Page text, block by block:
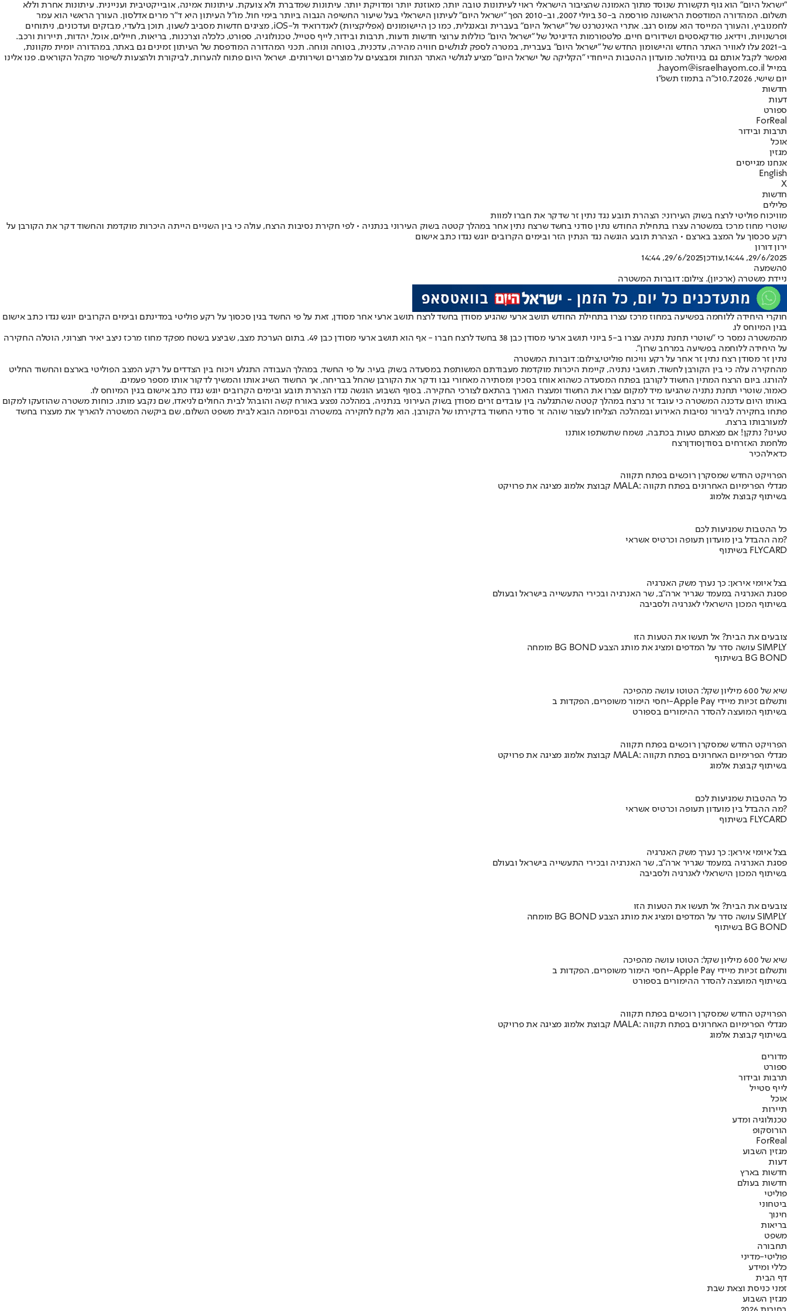
"ישראל היום" הוא גוף תקשורת שנוסד מתוך האמונה שהציבור הישראלי ראוי לעיתונות טובה יותר, מאוזנת יותר ומדויקת יותר. עיתונות שמדברת ולא צועקת. עיתונות אמינה, אובייקטיבית ועניינית. עיתונות אחרת וללא
תשלום. המהדורה המודפסת הראשונה פורסמה ב-30 ביולי 2007, וב-2010 הפך "ישראל היום" לעיתון הישראלי בעל שיעור החשיפה הגבוה ביותר בימי חול. מו"ל העיתון היא ד"ר מרים אדלסון. העורך הראשי הוא עמר
לחמנוביץ, והעורך המייסד הוא עמוס רגב. אתרי האינטרנט של "ישראל היום" בעברית ובאנגלית, כמו כן היישומונים (אפליקציות) לאנדרואיד ול-iOS, מציגים חדשות מסביב לשעון, תוכן בלעדי, מבזקים ועדכונים, ניתוחים
ופרשנויות, וידיאו, פודקאסטים ושידורים חיים. פלטפורמות הדיגיטל של "ישראל היום" כוללות ערוצי חדשות ודעות, תרבות ובידור, לייף סטייל, טכנולוגיה, ספורט, כלכלה וצרכנות, בריאות, חיילים, אוכל, יהדות, תיירות ורכב.
ב-2021 עלו לאוויר האתר החדש והיישומון החדש של "ישראל היום" בעברית, במטרה לספק לגולשים חוויה מהירה, עדכנית, בטוחה ונוחה. תכני המהדורה המודפסת של העיתון זמינים גם באתר, במהדורה יומית מקוונת,
ואפשר לקבל אותם גם בניוזלטר. מועדון ההטבות הייחודי "הקליקה של ישראל היום" מציע לגולשי האתר הנחות ומבצעים על מוצרים ושירותים. ישראל היום פתוח להערות, לביקורת ולהצעות לשיפור מקהל הקוראים. פנו אלינו
במייל hayom@israelhayom.co.il.
יום שישי, 10.7.2026
כ"ה בתמוז תשפ"ו
חדשות
דעות
ספורט
ForReal
תרבות ובידור
אוכל
מגזין
אנחנו מגייסים
English
X
חדשות
פלילים
מוויכוח פוליטי לרצח בשוק העירוני: הצהרת תובע נגד נתין זר שדקר את חברו למוות
שוטרי מחוז מרכז במשטרה עצרו בתחילת החודש נתין סודני בחשד שרצח נתין אחר במהלך קטטה בשוק העירוני בנתניה • לפי חקירת נסיבות הרצח, עולה כי בין השניים הייתה היכרות מוקדמת והחשוד דקר את הקורבן על
רקע סכסוך על המצב בארצם • הצהרת תובע הוגשה נגד הנתין הזר ובימים הקרובים יוגש נגדו כתב אישום
ירון דורון
29/6/2025, 14:44
,עודכן29/6/2025, 14:44
0השמעה
ניידת משטרה (ארכיון). צילום: דוברות המשטרה
חוקרי היחידה ללוחמה בפשיעה במחוז מרכז עצרו בתחילת החודש תושב ארעי שהגיע מסודן בחשד לרצח תושב ארעי אחר מסודן, זאת על פי החשד בגין סכסוך על רקע פוליטי במדינתם ובימים הקרובים יוגש נגדו כתב אישום
בגין המיוחס לו.
מהמשטרה נמסר כי "שוטרי תחנת נתניה עצרו ב-5 ביוני תושב ארעי מסודן כבן 38 בחשד לרצח חברו - אף הוא תושב ארעי מסודן כבן 49. בתום הערכת מצב, שביצע בשטח מפקד מחוז מרכז ניצב יאיר חצרוני, הוטלה החקירה
על היחידה ללוחמה בפשיעה במרחב שרון".
נתין זר מסודן רצח נתין זר אחר על רקע וויכוח פוליטי,צילום: דוברות המשטרה
מהחקירה עלה כי בין הקורבן לחשוד, תושבי נתניה, קיימת היכרות מוקדמת מעבודתם המשותפת במסעדה בשוק בעיר. על פי החשד, במהלך העבודה התגלע ויכוח בין הצדדים על רקע המצב הפוליטי בארצם והחשוד החליט
להורגו. ביום הרצח המתין החשוד לקורבן בפתח המסעדה כשהוא אוחז בסכין ומסתירה מאחורי גבו ודקר את הקורבן שהחל בבריחה, אך החשוד השיג אותו והמשיך לדקור אותו מספר פעמים.
כאמור, שוטרי תחנת נתניה שהגיעו מיד למקום עצרו את החשוד ומעצרו הוארך בהתאם לצורכי החקירה. בסוף השבוע הוגשה נגדו הצהרת תובע ובימים הקרובים יוגש נגדו כתב אישום בגין המיוחס לו.
באותו היום עדכנה המשטרה כי עובד זר נרצח במהלך קטטה שהתגלעה בין עובדים זרים מסודן בשוק העירוני בנתניה, במהלכה נפצע באורח קשה והובהל לבית החולים לניאדו, שם נקבע מותו. כוחות משטרה שהוזעקו למקום
פתחו בחקירה לבירור נסיבות האירוע ובמהלכה הצליחו לעצור שוהה זר סודני החשוד בדקירתו של הקורבן. הוא נלקח לחקירה במשטרה ובסיומה הובא לבית משפט השלום, שם ביקשה המשטרה להאריך את מעצרו בחשד
למעורבותו ברצח.
טעינו? נתקן! אם מצאתם טעות בכתבה, נשמח שתשתפו אותנו
מלחמת האזרחים בסודןסודןרצח
כדאילהכיר
הפרויקט החדש שמסקרן רוכשים בפתח תקווה
קבוצת אלמוג מציגה את פרויקט MALA: מגדלי הפרימיום האחרונים בפתח תקווה
בשיתוף קבוצת אלמוג
כל ההטבות שמגיעות לכם
מה ההבדל בין מועדון תעופה וכרטיס אשראי?
בשיתוף FLYCARD
בצל איומי איראן: כך נערך משק האנרגיה
פסגת האנרגיה במעמד שגריר ארה"ב, שר האנרגיה ובכירי התעשייה בישראל ובעולם
בשיתוף המכון הישראלי לאנרגיה ולסביבה
צובעים את הבית? אל תעשו את הטעות הזו
מומחה BG BOND עושה סדר על המדפים ומציג את מותג הצבע SIMPLY
בשיתוף BG BOND
שיא של 600 מיליון שקל: הטוטו עושה מהפיכה
יחסי הימור משופרים, הפקדות ב-Apple Pay ותשלום זכיות מיידי
בשיתוף המועצה להסדר ההימורים בספורט
הפרויקט החדש שמסקרן רוכשים בפתח תקווה
קבוצת אלמוג מציגה את פרויקט MALA: מגדלי הפרימיום האחרונים בפתח תקווה
בשיתוף קבוצת אלמוג
כל ההטבות שמגיעות לכם
מה ההבדל בין מועדון תעופה וכרטיס אשראי?
בשיתוף FLYCARD
בצל איומי איראן: כך נערך משק האנרגיה
פסגת האנרגיה במעמד שגריר ארה"ב, שר האנרגיה ובכירי התעשייה בישראל ובעולם
בשיתוף המכון הישראלי לאנרגיה ולסביבה
צובעים את הבית? אל תעשו את הטעות הזו
מומחה BG BOND עושה סדר על המדפים ומציג את מותג הצבע SIMPLY
בשיתוף BG BOND
שיא של 600 מיליון שקל: הטוטו עושה מהפיכה
יחסי הימור משופרים, הפקדות ב-Apple Pay ותשלום זכיות מיידי
בשיתוף המועצה להסדר ההימורים בספורט
הפרויקט החדש שמסקרן רוכשים בפתח תקווה
קבוצת אלמוג מציגה את פרויקט MALA: מגדלי הפרימיום האחרונים בפתח תקווה
בשיתוף קבוצת אלמוג
מדורים
ספורט
תרבות ובידור
לייף סטייל
אוכל
תיירות
טכנולוגיה ומדע
הורוסקופ
ForReal
מגזין השבוע
דעות
חדשות בארץ
חדשות בעולם
פוליטי
ביטחוני
חינוך
בריאות
משפט
תחבורה
פוליטי-מדיני
כללי ומידע
דף הבית
זמני כניסת וצאת שבת
מגזין השבוע